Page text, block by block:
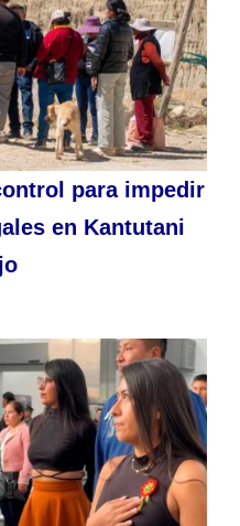
para impedir
en Kantutani